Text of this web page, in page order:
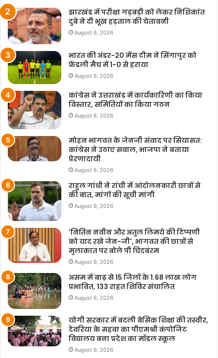
झारखंड में परीक्षा गड़बड़ी को लेकर निशिकांत
दुबे ने दी भूख हड़ताल की चेतावनी
August 6, 2026
भारत की अंडर-20 मेंस टीम ने सिंगापुर को
फ्रेंडली मैच में 1-0 से हराया
August 6, 2026
कांग्रेस ने उत्तराखंड में कार्यकारिणी का किया
विस्तार, समितियों का किया गठन
August 6, 2026
मोहन भागवत के जेनजी संवाद पर सियासत:
कांग्रेस ने उठाए सवाल, भाजपा ने बताया
प्रेरणादायी
August 6, 2026
राहुल गांधी ने रांची में आंदोलनकारी छात्रों से
की बात, मांगों की सूची मांगी
August 6, 2026
'नितिन नवीन और अतुल लिमये की टिप्पणी
को याद रखे जेन-जी', भागवत की छात्रों से
मुलाकात पर बोले पी चिदबंरम
August 6, 2026
असम में बाढ़ से 15 जिलों के 1.68 लाख लोग
प्रभावित, 133 राहत शिविर संचालित
August 6, 2026
योगी सरकार में बदली बेसिक शिक्षा की तस्वीर,
देवरिया के सहवा का पीएमश्री कंपोजिट
विद्यालय बना प्रदेश का मॉडल स्कूल
August 6, 2026